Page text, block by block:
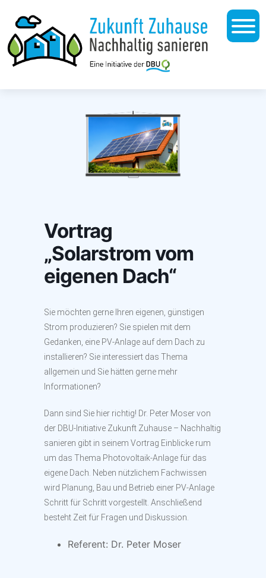
Vortrag
„Solarstrom vom
eigenen Dach“
Sie möchten gerne Ihren eigenen, günstigen
Strom produzieren? Sie spielen mit dem
Gedanken, eine PV-Anlage auf dem Dach zu
installieren? Sie interessiert das Thema
allgemein und Sie hätten gerne mehr
Informationen?
Dann sind Sie hier richtig! Dr. Peter Moser von
der DBU-Initiative Zukunft Zuhause – Nachhaltig
sanieren gibt in seinem Vortrag Einblicke rum
um das Thema Photovoltaik-Anlage für das
eigene Dach. Neben nützlichem Fachwissen
wird Planung, Bau und Betrieb einer PV-Anlage
Schritt für Schritt vorgestellt. Anschließend
besteht Zeit für Fragen und Diskussion.
Referent: Dr. Peter Moser